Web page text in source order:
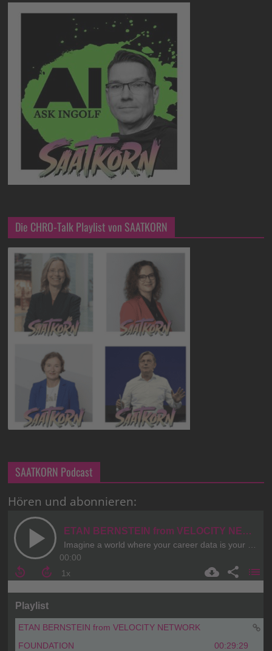
Die CHRO-Talk Playlist von SAATKORN
SAATKORN Podcast
Hören und abonnieren: